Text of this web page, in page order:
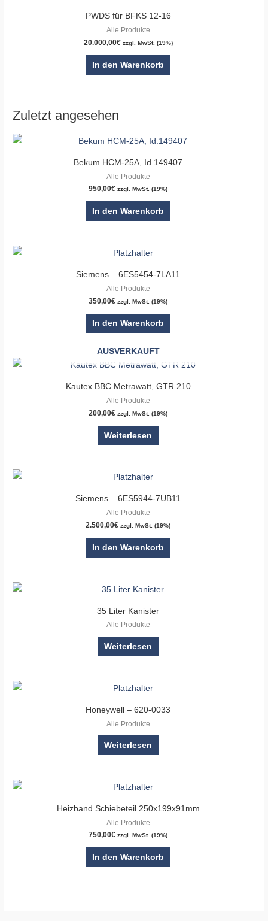
PWDS für BFKS 12-16
Alle Produkte
20.000,00€ zzgl. MwSt. (19%)
In den Warenkorb
Zuletzt angesehen
Bekum HCM-25A, Id.149407
Alle Produkte
950,00€ zzgl. MwSt. (19%)
In den Warenkorb
Siemens – 6ES5454-7LA11
Alle Produkte
350,00€ zzgl. MwSt. (19%)
In den Warenkorb
AUSVERKAUFT
Kautex BBC Metrawatt, GTR 210
Alle Produkte
200,00€ zzgl. MwSt. (19%)
Weiterlesen
Siemens – 6ES5944-7UB11
Alle Produkte
2.500,00€ zzgl. MwSt. (19%)
In den Warenkorb
35 Liter Kanister
Alle Produkte
Weiterlesen
Honeywell – 620-0033
Alle Produkte
Weiterlesen
Heizband Schiebeteil 250x199x91mm
Alle Produkte
750,00€ zzgl. MwSt. (19%)
In den Warenkorb